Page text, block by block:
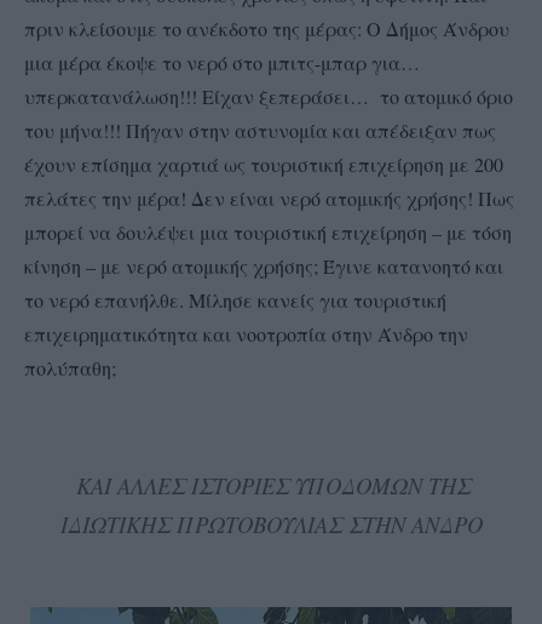
πριν κλείσουμε το ανέκδοτο της μέρας: Ο Δήμος Άνδρου
μια μέρα έκοψε το νερό στο μπιτς-μπαρ για…
υπερκατανάλωση!!! Είχαν ξεπεράσει… το ατομικό όριο
του μήνα!!! Πήγαν στην αστυνομία και απέδειξαν πως
έχουν επίσημα χαρτιά ως τουριστική επιχείρηση με 200
πελάτες την μέρα! Δεν είναι νερό ατομικής χρήσης! Πως
μπορεί να δουλέψει μια τουριστική επιχείρηση – με τόση
κίνηση – με νερό ατομικής χρήσης; Έγινε κατανοητό και
το νερό επανήλθε. Μίλησε κανείς για τουριστική
επιχειρηματικότητα και νοοτροπία στην Άνδρο την
πολύπαθη;
ΚΑΙ ΑΛΛΕΣ ΙΣΤΟΡΙΕΣ ΥΠΟΔΟΜΩΝ ΤΗΣ
ΙΔΙΩΤΙΚΗΣ ΠΡΩΤΟΒΟΥΛΙΑΣ ΣΤΗΝ ΑΝΔΡΟ